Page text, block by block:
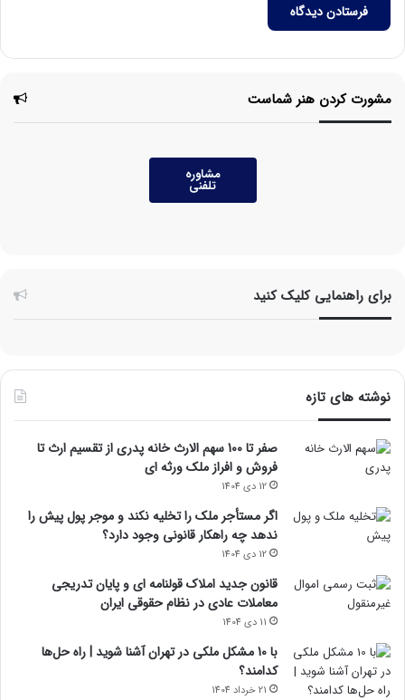
مشورت کردن هنر شماست
مشاوره
تلفنی
برای راهنمایی کلیک کنید
نوشته های تازه
صفر تا 100 سهم الارث خانه پدری از تقسیم ارث تا
فروش و افراز ملک ورثه ای
12 دی 1404
اگر مستأجر ملک را تخلیه نکند و موجر پول پیش را
ندهد چه راهکار قانونی وجود دارد؟
12 دی 1404
قانون جدید املاک قولنامه ای و پایان تدریجی
معاملات عادی در نظام حقوقی ایران
11 دی 1404
با 10 مشکل ملکی در تهران آشنا شوید | راه حل‌ها
کدامند؟
21 خرداد 1404